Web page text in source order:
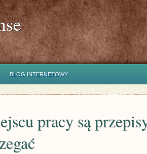
BLOG INTERNETOWY
pracy są